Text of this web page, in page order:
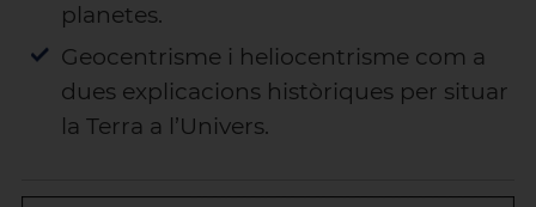
planetes.
Geocentrisme i heliocentrisme com a
dues explicacions històriques per situar
la Terra a l’Univers.